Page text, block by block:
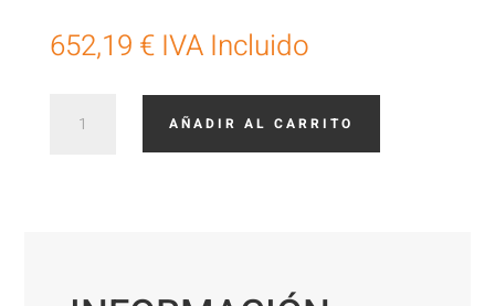
652,19 € IVA Incluido
AÑADIR AL CARRITO